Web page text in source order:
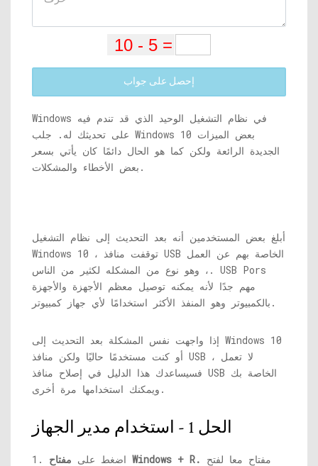
إحصل على جواب
Windows في نظام التشغيل الوحيد الذي قد تندم فيه
على تحديثك له. جلب Windows 10 بعض الميزات
الجديدة الرائعة ولكن كما هو الحال دائمًا كان يأتي بسعر
بعض الأخطاء والمشكلات.
أبلغ بعض المستخدمين أنه بعد التحديث إلى نظام التشغيل
Windows 10 ، توقفت منافذ USB الخاصة بهم عن العمل
، وهو نوع من المشكله لكثير من الناس. USB Pors
مهم جدًا لأنه يمكنه توصيل معظم الأجهزة والأجهزة
بالكمبيوتر وهو المنفذ الأكثر استخدامًا لأي جهاز كمبيوتر.
إذا واجهت نفس المشكلة بعد التحديث إلى Windows 10
أو كنت مستخدمًا حاليًا ولكن منافذ USB لا تعمل ،
فسيساعدك هذا الدليل في إصلاح منافذ USB الخاصة بك
ويمكنك استخدامها مرة أخرى.
الحل 1 - استخدام مدير الجهاز
1. اضغط على مفتاح Windows + R. مفتاح معا لفتح